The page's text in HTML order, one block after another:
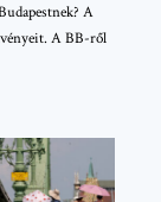
A
A BB-ről